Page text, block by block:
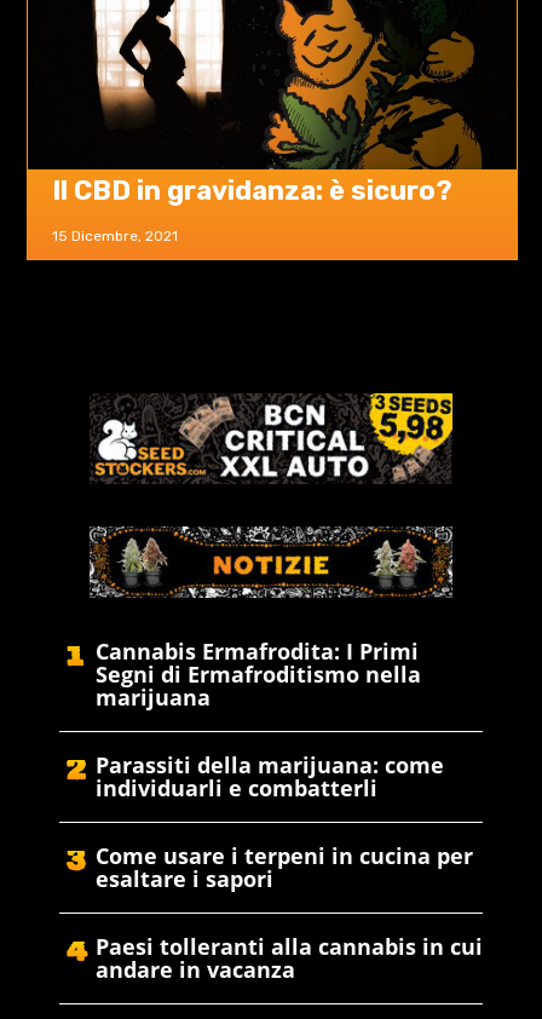
15 Dicembre, 2021
Il CBD in gravidanza: è sicuro?
Cannabis Ermafrodita: I Primi
Segni di Ermafroditismo nella
marijuana
Parassiti della marijuana: come
individuarli e combatterli
Come usare i terpeni in cucina per
esaltare i sapori
Paesi tolleranti alla cannabis in cui
andare in vacanza